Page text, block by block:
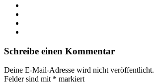
Schreibe einen Kommentar
Deine E-Mail-Adresse wird nicht veröffentlicht.
Felder sind mit * markiert